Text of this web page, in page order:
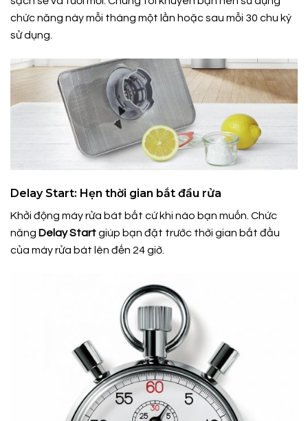
chức năng này mỗi tháng một lần hoặc sau mỗi 30 chu kỳ
sử dụng.
Delay Start: Hẹn thời gian bắt đầu rửa
Khởi động máy rửa bát bất cứ khi nào bạn muốn. Chức
năng Delay Startgiúp bạn đặt trước thời gian bắt đầu
của máy rửa bát lên đến 24 giờ.